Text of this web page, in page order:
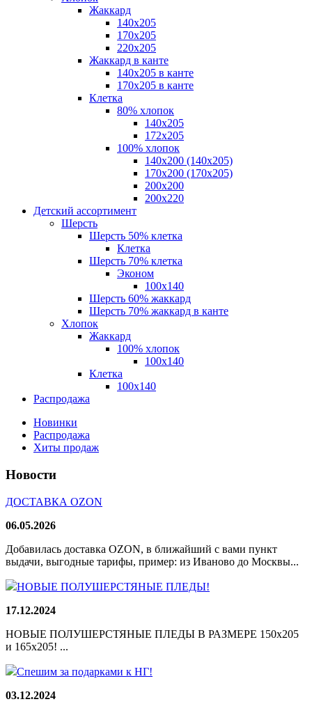
Жаккард
140x205
170х205
220х205
Жаккард в канте
140х205 в канте
170х205 в канте
Клетка
80% хлопок
140x205
172х205
100% хлопок
140x200 (140х205)
170x200 (170х205)
200х200
200х220
Детский ассортимент
Шерсть
Шерсть 50% клетка
Клетка
Шерсть 70% клетка
Эконом
100x140
Шерсть 60% жаккард
Шерсть 70% жаккард в канте
Хлопок
Жаккард
100% хлопок
100x140
Клетка
100х140
Распродажа
Новинки
Распродажа
Хиты продаж
Новости
ДОСТАВКА OZON
06.05.2026
Добавилась доставка OZON, в ближайший с вами пункт
выдачи, выгодные тарифы, пример: из Иваново до Москвы...
НОВЫЕ ПОЛУШЕРСТЯНЫЕ ПЛЕДЫ!
17.12.2024
НОВЫЕ ПОЛУШЕРСТЯНЫЕ ПЛЕДЫ В РАЗМЕРЕ 150х205
и 165х205! ...
Спешим за подарками к НГ!
03.12.2024